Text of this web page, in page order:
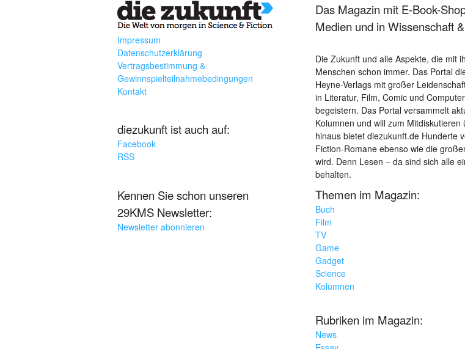
Impressum
Datenschutzerklärung
Vertragsbestimmung &
Gewinnspielteilnahmebedingungen
Kontakt
diezukunft ist auch auf:
Facebook
RSS
Kennen Sie schon unseren
29KMS Newsletter:
Newsletter abonnieren
Das Magazin mit E-Book-
Medien und in Wissenschaft
Die Zukunft und alle Aspekte, die mit
Menschen schon immer. Das Portal
Heyne-Verlags mit großer
in Literatur, Film, Comic und
begeistern. Das Portal versammelt
Kolumnen und will zum
hinaus bietet diezukunft.de Hunderte
Fiction-Romane ebenso wie die
wird. Denn Lesen – da sind sich alle
behalten.
Themen im Magazin:
Buch
Film
TV
Game
Gadget
Science
Kolumnen
Rubriken im Magazin:
News